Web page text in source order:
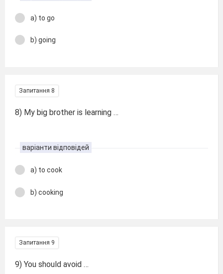
a) to go
b) going
Запитання 8
8) My big brother is learning …
варіанти відповідей
a) to cook
b) cooking
Запитання 9
9) You should avoid …